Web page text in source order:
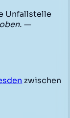
Unfallstelle
—
zwischen